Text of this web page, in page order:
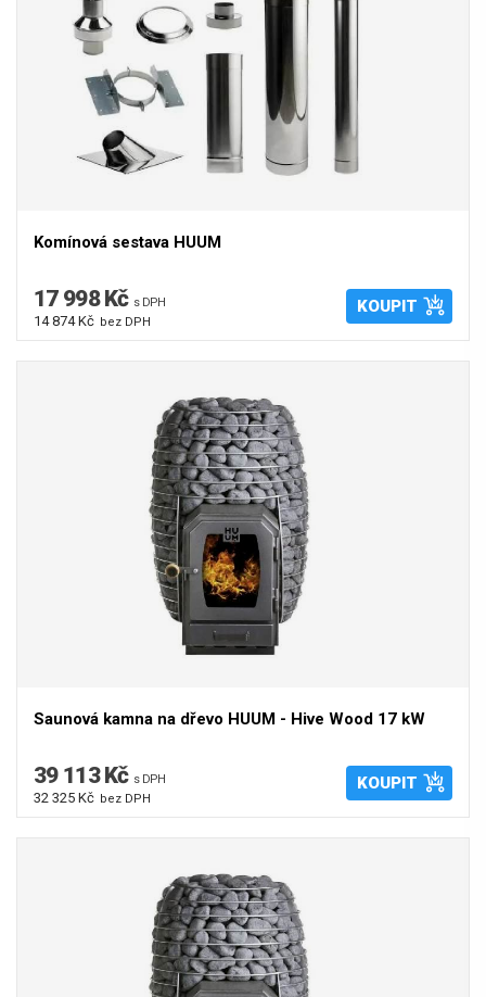
Komínová sestava HUUM
17 998 Kč s DPH
14 874 Kč bez DPH
KOUPIT
Saunová kamna na dřevo HUUM - Hive Wood 17 kW
39 113 Kč s DPH
32 325 Kč bez DPH
KOUPIT